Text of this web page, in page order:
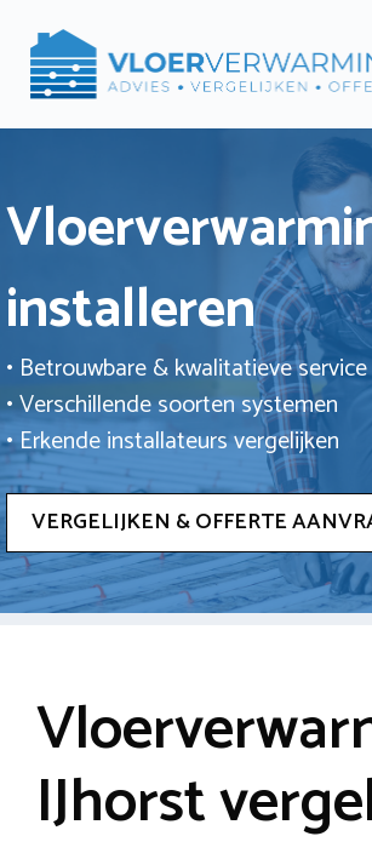
naar
installeren
• Betrouwbare & kwalitatieve service
• Verschillende soorten systemen
• Erkende installateurs vergelijken
VERGELIJKEN & OFFERTE
IJhorst